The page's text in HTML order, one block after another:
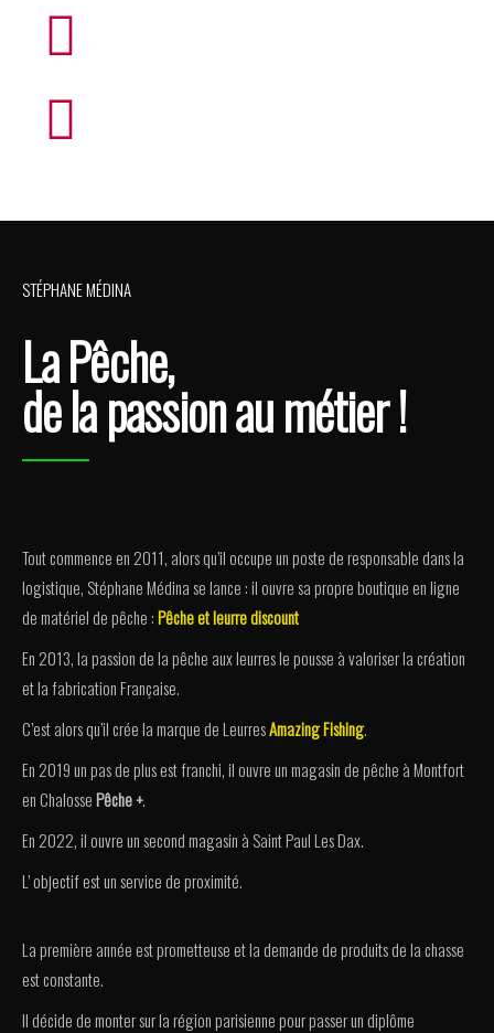
STÉPHANE MÉDINA
La Pêche,
de la passion au métier !
Tout commence en 2011, alors qu’il occupe un poste de responsable dans la
logistique, Stéphane Médina se lance : il ouvre sa propre boutique en ligne
de matériel de pêche :Pêche et leurre discount
En 2013, la passion de la pêche aux leurres le pousse à valoriser la création
et la fabrication Française.
C’est alors qu’il crée la marque de LeurresAmazing Fishing.
En 2019 un pas de plus est franchi, il ouvre un magasin de pêche à Montfort
en ChalossePêche +.
En 2022, il ouvre un second magasin à Saint Paul Les Dax.
L’ objectif est un service de proximité.
La première année est prometteuse et la demande de produits de la chasse
est constante.
Il décide de monter sur la région parisienne pour passer un diplôme